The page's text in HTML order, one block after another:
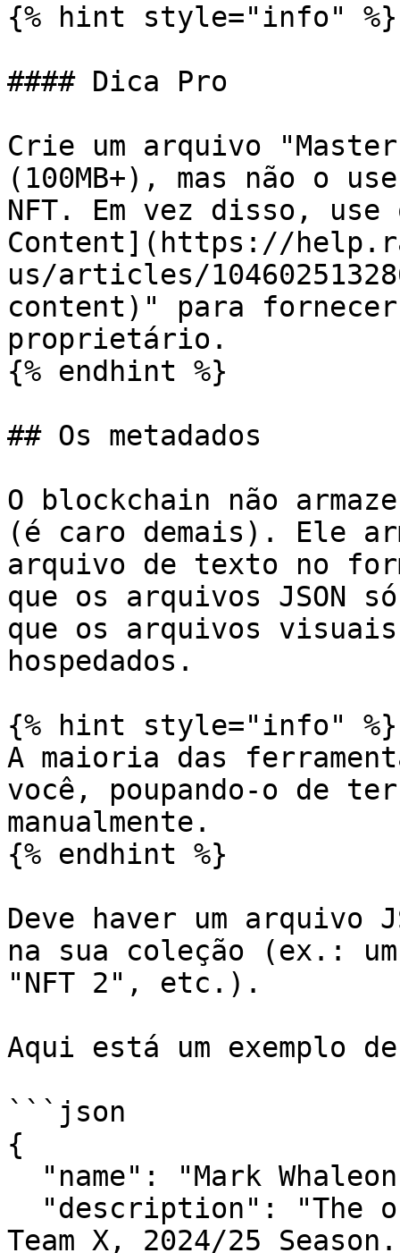
{% hint style="info" %}
#### Dica Pro
Crie um arquivo
(100MB+), mas não o
NFT. Em vez disso,
Content](https://
us/articles/
content)" para
proprietário.
{% endhint %}
## Os metadados
O blockchain não
(é caro demais). Ele
arquivo de texto no
que os arquivos JSON
que os arquivos
hospedados.
{% hint style="info" %}
A maioria das
você, poupando-o de
manualmente.
{% endhint %}
Deve haver um arquivo
na sua coleção (ex.:
"NFT 2", etc.).
Aqui está um exemplo
```json
{
Team X, 2024/25